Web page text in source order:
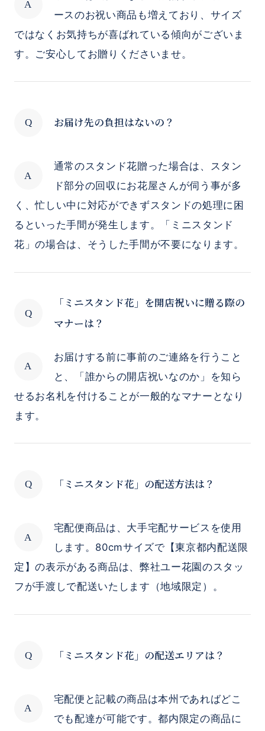
ースのお祝い商品も増えており、サイズ
ではなくお気持ちが喜ばれている傾向がございま
す。ご安心してお贈りくださいませ。
お届け先の負担はないの？
通常のスタンド花贈った場合は、スタン
ド部分の回収にお花屋さんが伺う事が多
く、忙しい中に対応ができずスタンドの処理に困
るといった手間が発生します。「ミニスタンド
花」の場合は、そうした手間が不要になります。
「ミニスタンド花」を開店祝いに贈る際の
マナーは？
お届けする前に事前のご連絡を行うこと
と、「誰からの開店祝いなのか」を知ら
せるお名札を付けることが一般的なマナーとなり
ます。
「ミニスタンド花」の配送方法は？
宅配便商品は、大手宅配サービスを使用
します。80cmサイズで【東京都内配送限
定】の表示がある商品は、弊社ユー花園のスタッ
フが手渡しで配送いたします（地域限定）。
「ミニスタンド花」の配送エリアは？
宅配便と記載の商品は本州であればどこ
でも配達が可能です。都内限定の商品に